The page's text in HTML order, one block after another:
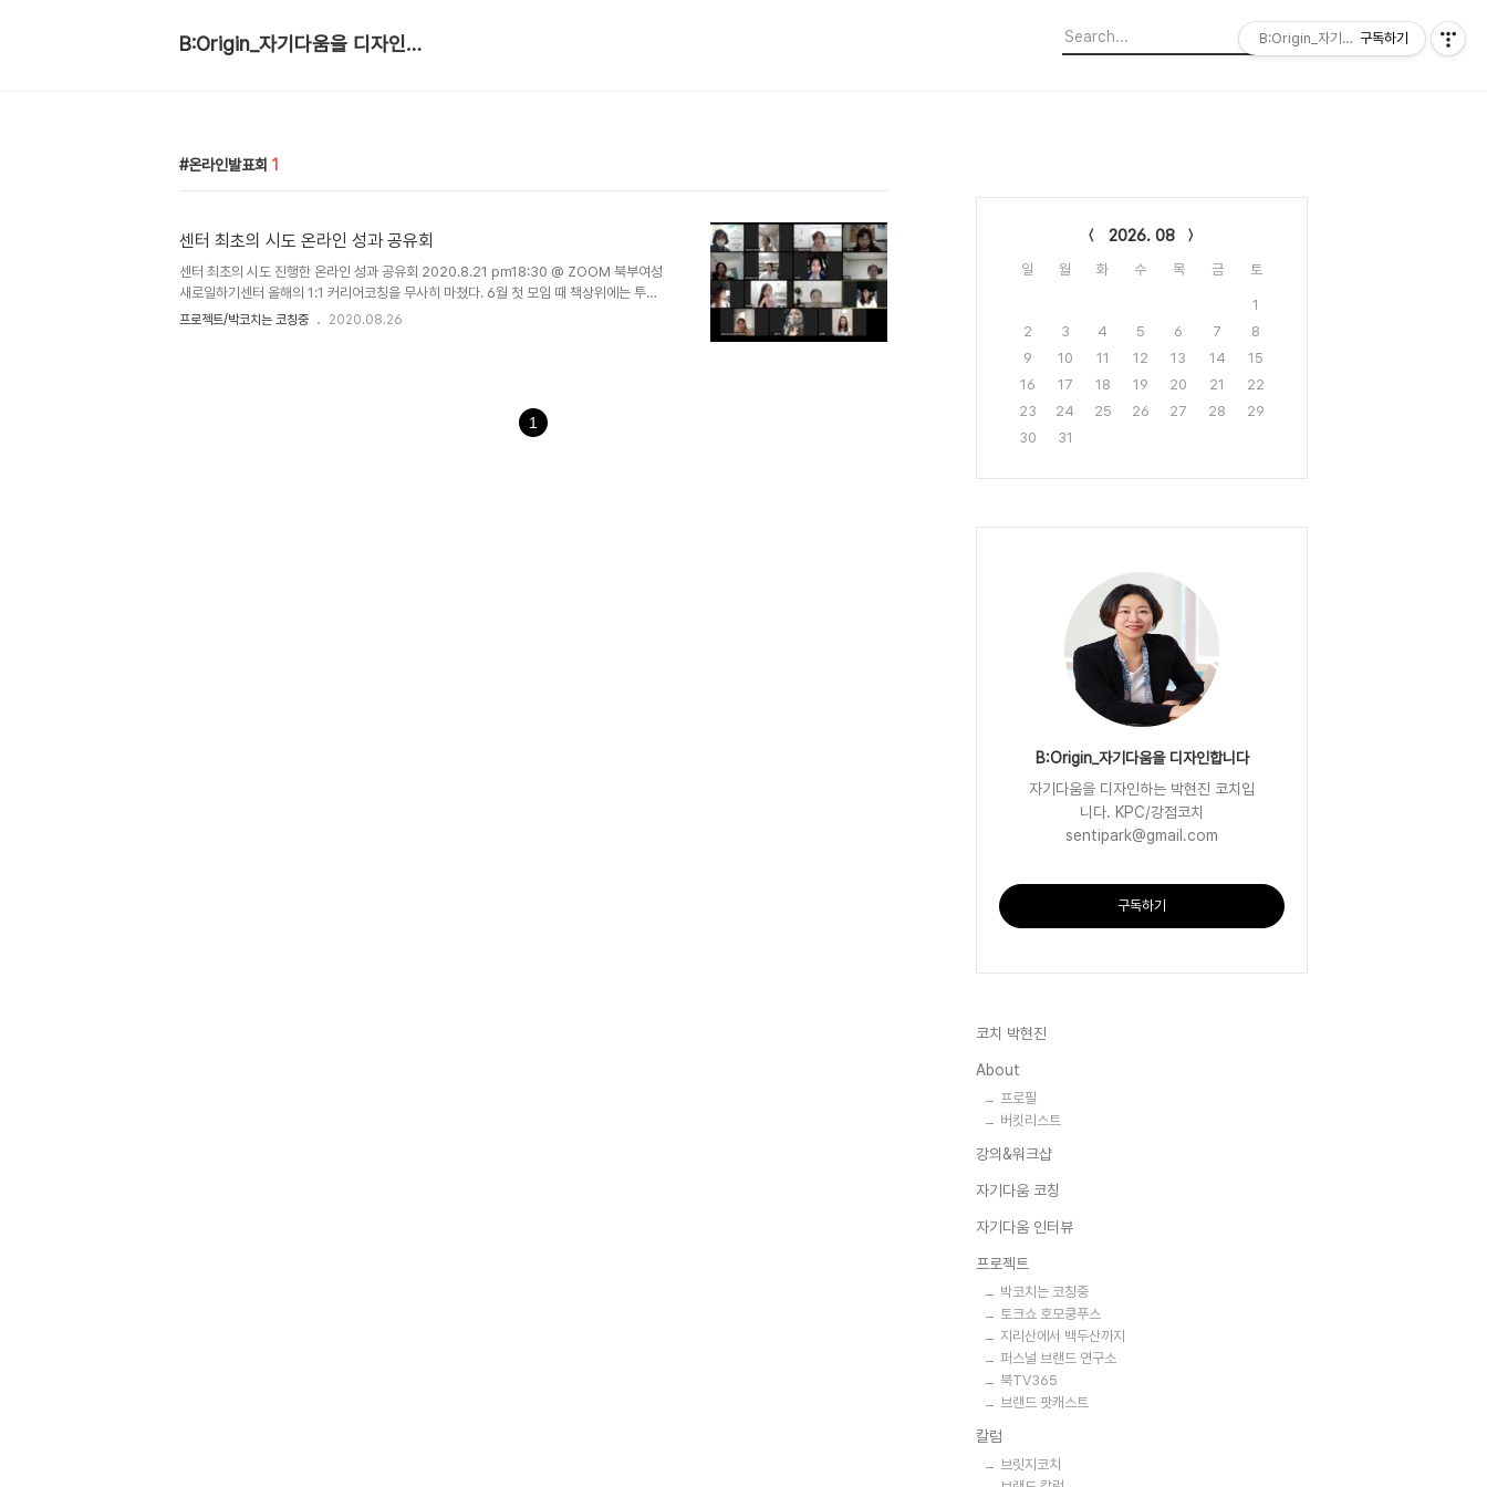
B:Origin_자기다움을 디자인합니다
온라인발표회 1
센터 최초의 시도 온라인 성과 공유회
센터 최초의 시도 진행한 온라인 성과 공유회 2020.8.21 pm18:30 @ ZOOM 북부여성
새로일하기센터 올해의 1:1 커리어코칭을 무사히 마쳤다. 6월 첫 모임 때 책상위에는 투명
가림막이 설치된 테이블에 널찍이 떨어져 앉아 마스크 쓰고 식사를 했던 당혹스런 기억이
디어를 쌓고 담당선생님이 며칠간 줌의 작동 메뉴얼을 학습하시며 모든 행사를 준비하심. ..
프로젝트/박코치는 코칭중 2020.08.26
1
2026. 08
일 월 화 수 목 금 토
1
2
3 4 5 6 7
8
9
10 11 12 13 14
15
16
17 18 19 20 21
22
23
24 25 26 27 28
29
30
31
B:Origin_자기다움을 디자인합니다
자기다움을 디자인하는 박현진 코치입
니다. KPC/강점코치
sentipark@gmail.com
구독하기
코치 박현진
About
프로필
버킷리스트
강의&워크샵
자기다움 코칭
자기다움 인터뷰
프로젝트
박코치는 코칭중
토크쇼 호모쿵푸스
지리산에서 백두산까지
퍼스널 브랜드 연구소
북TV365
브랜드 팟캐스트
칼럼
브릿지코치
B:Origin_자기다움을 디자인합니다
구독하기